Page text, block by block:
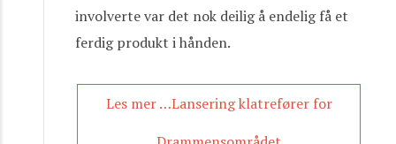
involverte var det nok deilig å endelig få et
ferdig produkt i hånden.
Les mer …Lansering klatrefører for